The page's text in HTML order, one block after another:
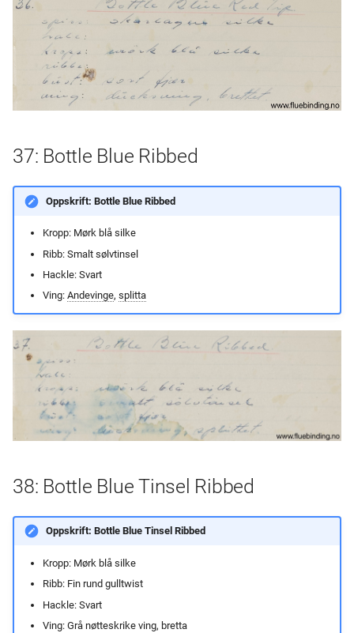
37: Bottle Blue Ribbed
Oppskrift: Bottle Blue Ribbed
Kropp: Mørk blå silke
Ribb: Smalt sølvtinsel
Hackle: Svart
Ving: Andevinge, splitta
38: Bottle Blue Tinsel Ribbed
Oppskrift: Bottle Blue Tinsel Ribbed
Kropp: Mørk blå silke
Ribb: Fin rund gulltwist
Hackle: Svart
Ving: Grå nøtteskrike ving, bretta